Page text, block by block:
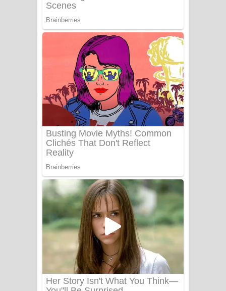
Tharu Yaye Dilena Song Lyrics - තරු
යායේ දිලෙනා ගීතයේ පද පෙළ
Ow Man Sosa Song Lyrics - ඔව් මං
සෝසා ගීතයේ පද පෙළ
Heavy Weight Song Lyrics
Aye Lanweela Song Lyrics - ආයේ
ලංවීලා ගීතයේ පද පෙළ
Ala purannata Song Lyrics - ආල
පුරන්නට ගීතයේ පද පෙළ
FEVER DREAM Lyrics - Alex Warren
BTS : Hooligan Lyrics
Apa Hamuwee Song Lyrics - අප හමුවී
ගීතයේ පද පෙළ